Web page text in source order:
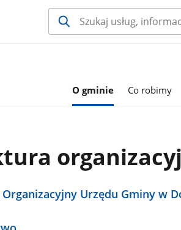
O gminie Co robimy
Organizacyjny Urzędu Gminy w